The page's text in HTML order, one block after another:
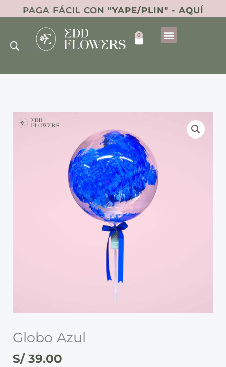
al
contenido
PAGA FÁCIL CON "YAPE/PLIN" - AQUÍ
0
Cart
Globo Azul
S/39.00
Globo
Azul